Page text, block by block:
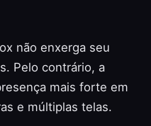
não enxerga seu
Pelo contrário, a
mais forte em
e múltiplas telas.